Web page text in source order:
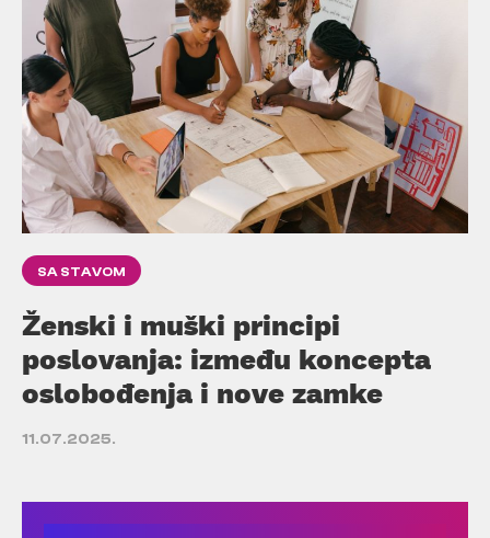
SA STAVOM
Ženski i muški principi
poslovanja: između koncepta
oslobođenja i nove zamke
11.07.2025.